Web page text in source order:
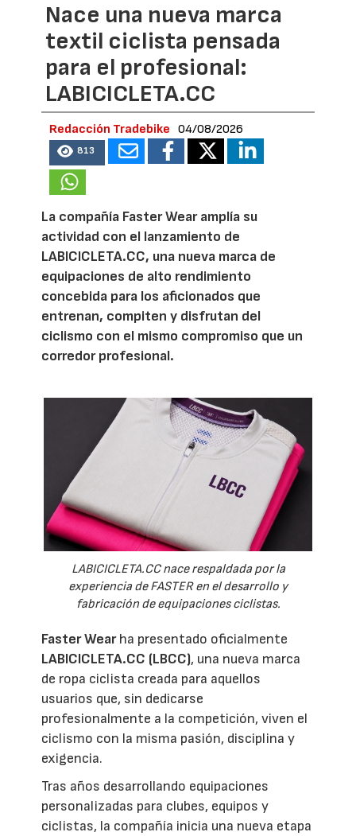
Nace una nueva marca
textil ciclista pensada
para el profesional:
LABICICLETA.CC
Redacción Tradebike 04/08/2026
813
La compañía Faster Wear amplía su
actividad con el lanzamiento de
LABICICLETA.CC, una nueva marca de
equipaciones de alto rendimiento
concebida para los aficionados que
entrenan, compiten y disfrutan del
ciclismo con el mismo compromiso que un
corredor profesional.
LABICICLETA.CC nace respaldada por la
experiencia de FASTER en el desarrollo y
fabricación de equipaciones ciclistas.
Faster Wearha presentado oficialmente
LABICICLETA.CC (LBCC), una nueva marca
de ropa ciclista creada para aquellos
usuarios que, sin dedicarse
profesionalmente a la competición, viven el
ciclismo con la misma pasión, disciplina y
exigencia.
Tras años desarrollando equipaciones
personalizadas para clubes, equipos y
ciclistas, la compañía inicia una nueva etapa